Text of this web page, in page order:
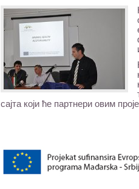
сајта који ће партнери овим